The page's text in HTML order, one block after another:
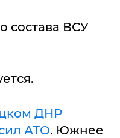
состава ВСУ
ДНР
АТО. Южнее